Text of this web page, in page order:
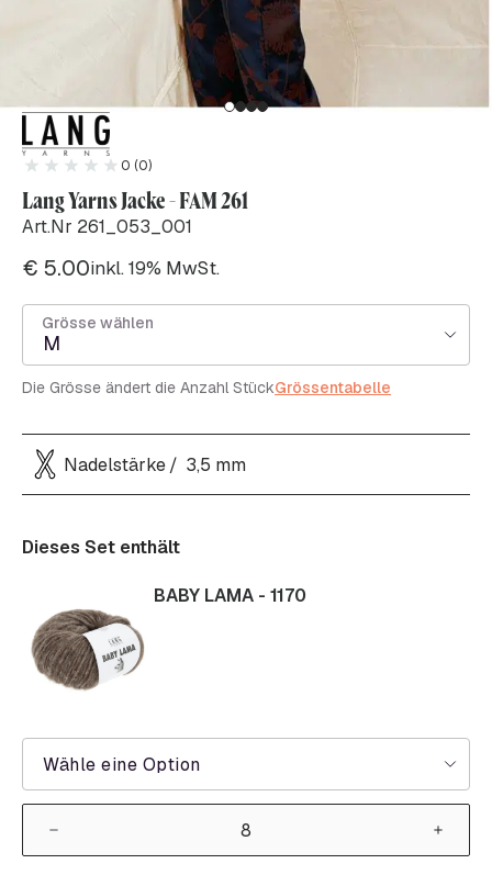
0 (0)
Lang Yarns Jacke - FAM 261
Art.Nr 261_053_001
€ 5.00inkl. 19% MwSt.
Grösse wählen
M
Die Grösse ändert die Anzahl StückGrössentabelle
Nadelstärke 3,5 mm
Dieses Set enthält
Wähle eine Option
BABY LAMA - 1170